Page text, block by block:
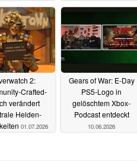
2:
Crafted-
verändert
Helden-
01.07.2026
Gears of War: E-Day
PS5-Logo in
gelöschtem Xbox-
Podcast entdeckt
10.06.2026